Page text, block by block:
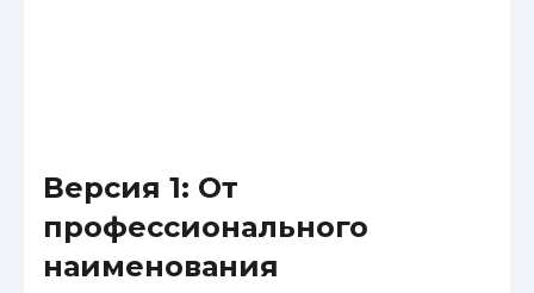
Версия 1: От
профессионального
наименования